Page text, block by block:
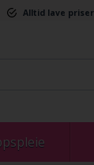
Alltid lave priser